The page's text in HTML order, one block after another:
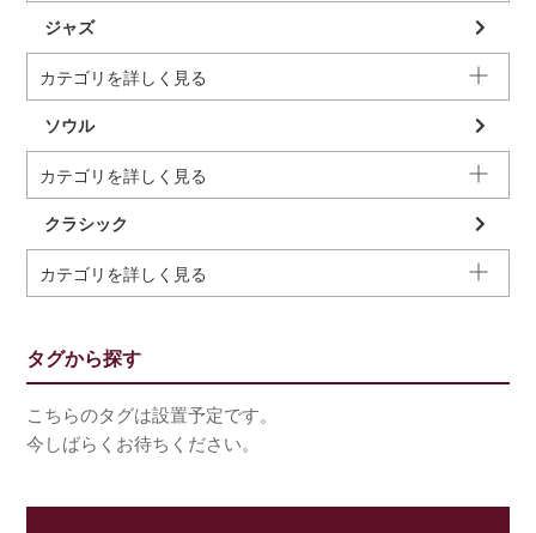
ジャズ
カテゴリを詳しく見る
ソウル
カテゴリを詳しく見る
クラシック
カテゴリを詳しく見る
タグから探す
こちらのタグは設置予定です。
今しばらくお待ちください。